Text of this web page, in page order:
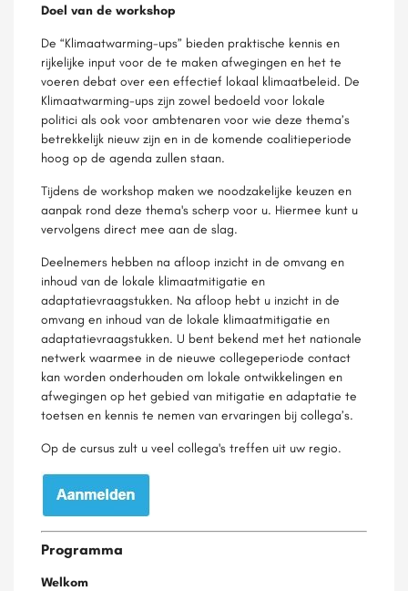
Doel van de workshop
De “Klimaatwarming-ups” bieden praktische kennis en
rijkelijke input voor de te maken afwegingen en het te
voeren debat over een effectief lokaal klimaatbeleid. De
Klimaatwarming-ups zijn zowel bedoeld voor lokale
politici als ook voor ambtenaren voor wie deze thema’s
betrekkelijk nieuw zijn en in de komende coalitieperiode
hoog op de agenda zullen staan.
Tijdens de workshop maken we noodzakelijke keuzen en
aanpak rond deze thema's scherp voor u. Hiermee kunt u
vervolgens direct mee aan de slag.
Deelnemers hebben na afloop inzicht in de omvang en
inhoud van de lokale klimaatmitigatie en
adaptatievraagstukken. Na afloop hebt u inzicht in de
omvang en inhoud van de lokale klimaatmitigatie en
adaptatievraagstukken. U bent bekend met het nationale
netwerk waarmee in de nieuwe collegeperiode contact
kan worden onderhouden om lokale ontwikkelingen en
afwegingen op het gebied van mitigatie en adaptatie te
toetsen en kennis te nemen van ervaringen bij collega’s.
Op de cursus zult u veel collega's treffen uit uw regio.
Programma
Welkom